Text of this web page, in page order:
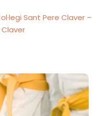
Sant Pere Claver –